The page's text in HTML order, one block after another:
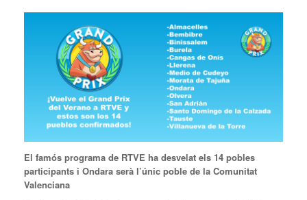
El famós programa de RTVE ha desvelat els 14 pobles
participants i Ondara serà l’únic poble de la Comunitat
Valenciana